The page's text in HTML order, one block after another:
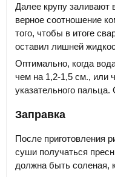
Далее крупу заливают
верное соотношение
того, чтобы в итоге
оставил лишней
Оптимально, когда
чем на 1,2-1,5 см., или
указательного
Заправка
После приготовления
суши получаться
должна быть соленая,